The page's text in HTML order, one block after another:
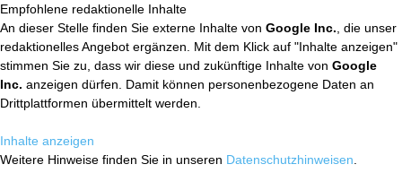
Empfohlene redaktionelle Inhalte
An dieser Stelle finden Sie externe Inhalte von Google Inc. , die unser
redaktionelles Angebot ergänzen. Mit dem Klick auf "Inhalte anzeigen"
stimmen Sie zu, dass wir diese und zukünftige Inhalte von Google
Inc. anzeigen dürfen. Damit können personenbezogene Daten an
Drittplattformen übermittelt werden.
Inhalte anzeigen
Weitere Hinweise finden Sie in unseren Datenschutzhinweisen